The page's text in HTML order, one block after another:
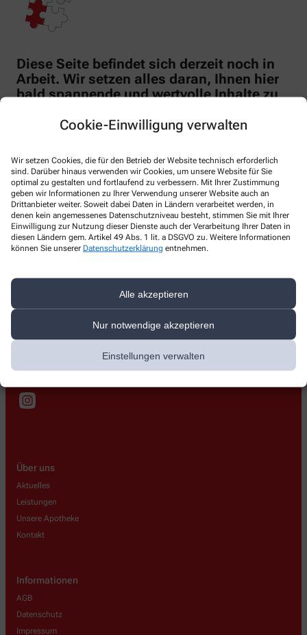
Cookie-Einwilligung verwalten
Wir setzen Cookies, die für den Betrieb der Website technisch erforderlich
sind. Darüber hinaus verwenden wir Cookies, um unsere Website für Sie
optimal zu gestalten und fortlaufend zu verbessern. Mit Ihrer Zustimmung
geben wir Informationen zu Ihrer Verwendung unserer Website auch an
Drittanbieter weiter. Soweit dabei Daten in Ländern verarbeitet werden, in
denen kein angemessenes Datenschutzniveau besteht, stimmen Sie mit Ihrer
Einwilligung zur Nutzung dieser Dienste auch der Verarbeitung Ihrer Daten in
diesen Ländern gem. Artikel 49 Abs. 1 lit. a DSGVO zu. Weitere Informationen
können Sie unserer Datenschutzerklärung entnehmen.
Alle akzeptieren
Nur notwendige akzeptieren
Einstellungen verwalten
Diese Seite befindet sich derzeit noch in
Arbeit. Wir setzen alles daran, Ihnen hier
bald spannende und wertvolle Inhalte zu
Schauen Sie doch in Kürze wieder vorbei –
Ihnen für Ihr Verständnis und Ihre Geduld.
Brunnen-Apotheke
,96250
Ebensfeld
+49-9573-950260
Über uns
Aktuelles
Leistungen
Unsere Apotheke
Kontakt
Informationen
AGB
Datenschutz
Impressum